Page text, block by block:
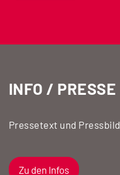
INFO / PRESSE
Pressetext und
Zu den Infos